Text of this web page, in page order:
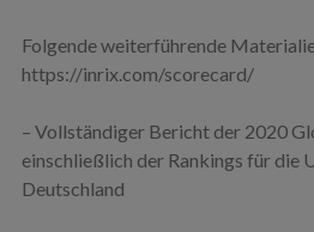
Folgende weiterführende
https://inrix.com/scorecard/
– Vollständiger Bericht der 2020
einschließlich der Rankings für die
Deutschland